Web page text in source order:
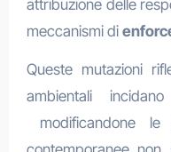
attribuzione delle
meccanismi di
Queste mutazioni
ambientali
modificandone le